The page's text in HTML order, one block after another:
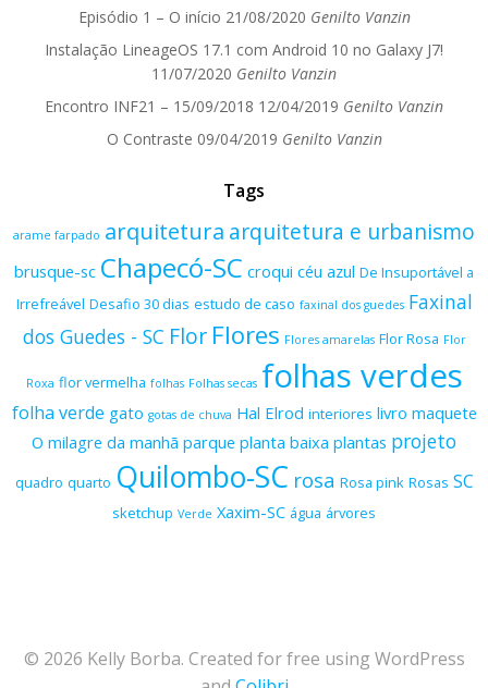
Episódio 1 – O início 21/08/2020 Genilto Vanzin
Instalação LineageOS 17.1 com Android 10 no Galaxy J7!
11/07/2020 Genilto Vanzin
Encontro INF21 – 15/09/2018 12/04/2019 Genilto Vanzin
O Contraste 09/04/2019 Genilto Vanzin
Tags
arame farpado arquitetura arquitetura e urbanismo
brusque-sc Chapecó-SC croqui céu azul De Insuportável a
Irrefreável Desafio 30 dias estudo de caso faxinal dos guedes Faxinal
dos Guedes - SC Flor Flores Flores amarelas Flor Rosa Flor
Roxa flor vermelha folhas Folhas secas folhas verdes
folha verde gato gotas de chuva Hal Elrod interiores livro maquete
O milagre da manhã parque planta baixa plantas projeto
quadro quarto Quilombo-SC rosa Rosa pink Rosas SC
sketchup Verde Xaxim-SC água árvores
© 2026 Kelly Borba. Created for free using WordPress